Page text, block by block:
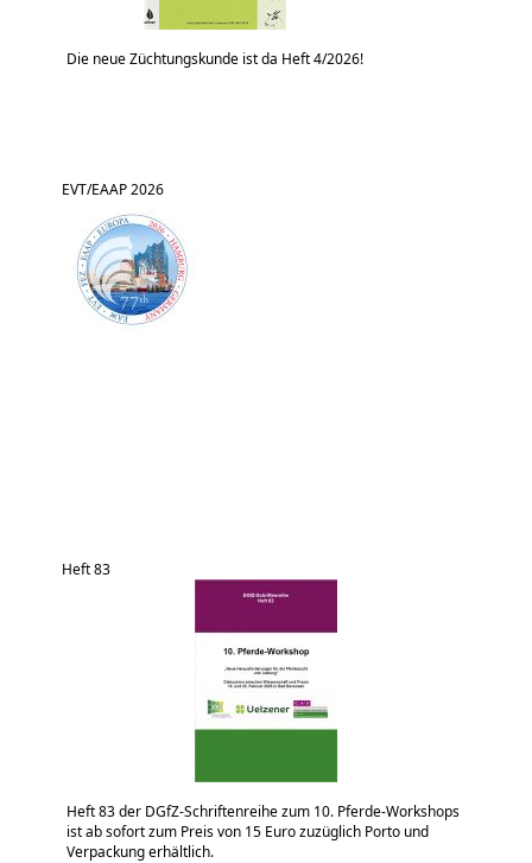
Die neue Züchtungskunde ist da Heft 4/2026!
EVT/EAAP 2026
Heft 83
Heft 83 der DGfZ-Schriftenreihe zum 10. Pferde-Workshops
ist ab sofort zum Preis von 15 Euro zuzüglich Porto und
Verpackung erhältlich.